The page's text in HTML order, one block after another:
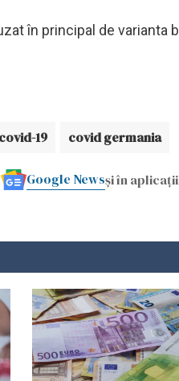
în principal de varianta
19 covid germania
Google Newsși în